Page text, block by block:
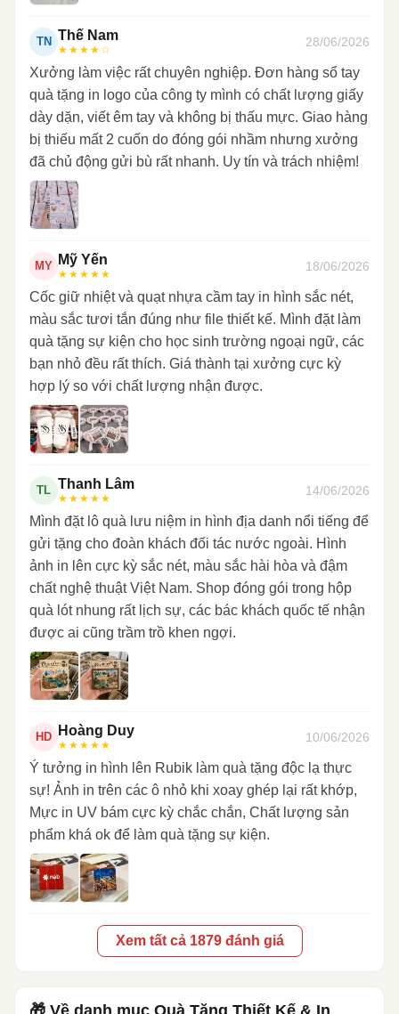
TN Thế Nam
★★★★☆
28/06/2026
Xưởng làm việc rất chuyên nghiệp. Đơn hàng sổ tay
quà tặng in logo của công ty mình có chất lượng giấy
dày dặn, viết êm tay và không bị thấu mực. Giao hàng
bị thiếu mất 2 cuốn do đóng gói nhầm nhưng xưởng
đã chủ động gửi bù rất nhanh. Uy tín và trách nhiệm!
MY Mỹ Yến
★★★★★
18/06/2026
Cốc giữ nhiệt và quạt nhựa cầm tay in hình sắc nét,
màu sắc tươi tắn đúng như file thiết kế. Mình đặt làm
quà tặng sự kiện cho học sinh trường ngoại ngữ, các
bạn nhỏ đều rất thích. Giá thành tại xưởng cực kỳ
hợp lý so với chất lượng nhận được.
TL Thanh Lâm
★★★★★
14/06/2026
Mình đặt lô quà lưu niệm in hình địa danh nổi tiếng để
gửi tặng cho đoàn khách đối tác nước ngoài. Hình
ảnh in lên cực kỳ sắc nét, màu sắc hài hòa và đậm
chất nghệ thuật Việt Nam. Shop đóng gói trong hộp
quà lót nhung rất lịch sự, các bác khách quốc tế nhận
được ai cũng trầm trồ khen ngợi.
HD Hoàng Duy
★★★★★
10/06/2026
Ý tưởng in hình lên Rubik làm quà tặng độc lạ thực
sự! Ảnh in trên các ô nhỏ khi xoay ghép lại rất khớp,
Mực in UV bám cực kỳ chắc chắn, Chất lượng sản
phẩm khá ok để làm quà tặng sự kiện.
Xem tất cả 1879 đánh giá
🎁 Về danh mục Quà Tặng Thiết Kế & In